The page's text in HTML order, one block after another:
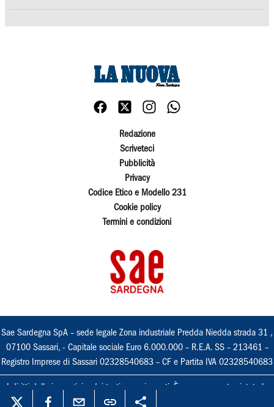
Redazione
Scriveteci
Pubblicità
Privacy
Codice Etico e Modello 231
Cookie policy
Termini e condizioni
Sae Sardegna SpA – sede legale Zona industriale Predda Niedda strada 31 ,
07100 Sassari, - Capitale sociale Euro 6.000.000 – R.E.A. SS – 213461 –
Registro Imprese di Sassari 02328540683 – CF e Partita IVA 02328540683
I diritti delle immagini e dei testi sono riservati. È espressamente vietata la
loro riproduzione con qualsiasi mezzo e l'adattamento totale o parziale.